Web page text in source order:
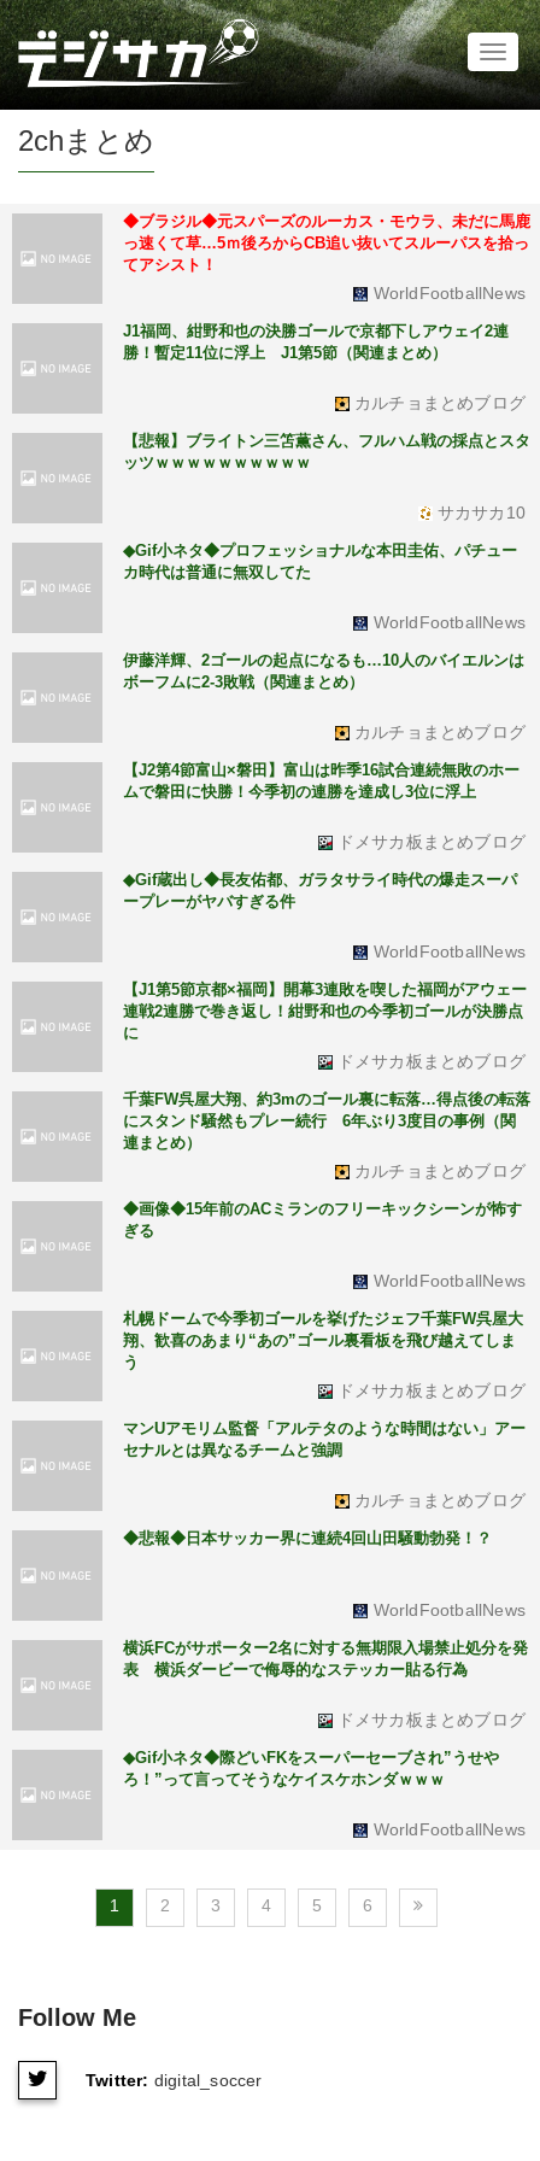
2chまとめ
◆ブラジル◆元スパーズのルーカス・モウラ、未だに馬鹿
っ速くて草…5ｍ後ろからCB追い抜いてスルーパスを拾っ
てアシスト！
WorldFootballNews
J1福岡、紺野和也の決勝ゴールで京都下しアウェイ2連
勝！暫定11位に浮上 J1第5節（関連まとめ）
カルチョまとめブログ
【悲報】ブライトン三笘薫さん、フルハム戦の採点とスタ
ッツｗｗｗｗｗｗｗｗｗｗ
サカサカ10
◆Gif小ネタ◆プロフェッショナルな本田圭佑、パチュー
カ時代は普通に無双してた
WorldFootballNews
伊藤洋輝、2ゴールの起点になるも…10人のバイエルンは
ボーフムに2-3敗戦（関連まとめ）
カルチョまとめブログ
【J2第4節富山×磐田】富山は昨季16試合連続無敗のホー
ムで磐田に快勝！今季初の連勝を達成し3位に浮上
ドメサカ板まとめブログ
◆Gif蔵出し◆長友佑都、ガラタサライ時代の爆走スーパ
ープレーがヤバすぎる件
WorldFootballNews
【J1第5節京都×福岡】開幕3連敗を喫した福岡がアウェー
連戦2連勝で巻き返し！紺野和也の今季初ゴールが決勝点
に
ドメサカ板まとめブログ
千葉FW呉屋大翔、約3mのゴール裏に転落…得点後の転落
にスタンド騒然もプレー続行 6年ぶり3度目の事例（関
連まとめ）
カルチョまとめブログ
◆画像◆15年前のACミランのフリーキックシーンが怖す
ぎる
WorldFootballNews
札幌ドームで今季初ゴールを挙げたジェフ千葉FW呉屋大
翔、歓喜のあまり“あの”ゴール裏看板を飛び越えてしま
う
ドメサカ板まとめブログ
マンUアモリム監督「アルテタのような時間はない」アー
セナルとは異なるチームと強調
カルチョまとめブログ
◆悲報◆日本サッカー界に連続4回山田騒動勃発！？
WorldFootballNews
横浜FCがサポーター2名に対する無期限入場禁止処分を発
表 横浜ダービーで侮辱的なステッカー貼る行為
ドメサカ板まとめブログ
◆Gif小ネタ◆際どいFKをスーパーセーブされ”うせや
ろ！”って言ってそうなケイスケホンダｗｗｗ
WorldFootballNews
1 2 3 4 5 6
Follow Me
Twitter: digital_soccer